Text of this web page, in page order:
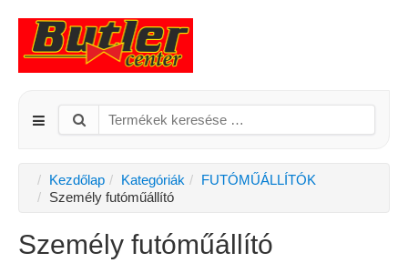
Kezdőlap Kategóriák
FUTÓMŰÁLLÍTÓK
Személy futóműállító
Személy futóműállító